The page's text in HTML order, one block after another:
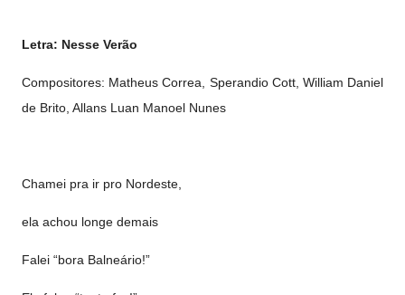
Letra: Nesse Verão
Compositores: Matheus Correa, Sperandio Cott, William Daniel
de Brito, Allans Luan Manoel Nunes
Chamei pra ir pro Nordeste,
ela achou longe demais
Falei “bora Balneário!”